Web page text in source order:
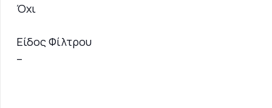
Όχι
Είδος Φίλτρου
–